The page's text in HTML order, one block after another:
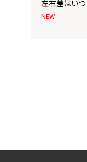
左右差はい
NEW